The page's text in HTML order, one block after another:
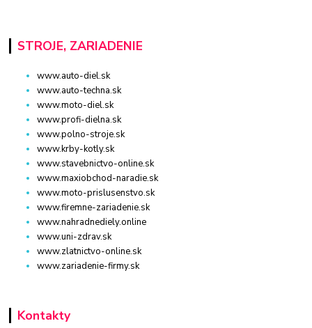
STROJE, ZARIADENIE
www.auto-diel.sk
www.auto-techna.sk
www.moto-diel.sk
www.profi-dielna.sk
www.polno-stroje.sk
www.krby-kotly.sk
www.stavebnictvo-online.sk
www.maxiobchod-naradie.sk
www.moto-prislusenstvo.sk
www.firemne-zariadenie.sk
www.nahradnediely.online
www.uni-zdrav.sk
www.zlatnictvo-online.sk
www.zariadenie-firmy.sk
Kontakty